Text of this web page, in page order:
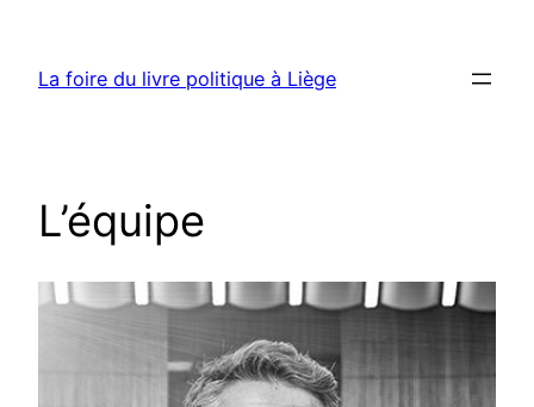
contenu
La foire du livre politique à Liège
L’équipe